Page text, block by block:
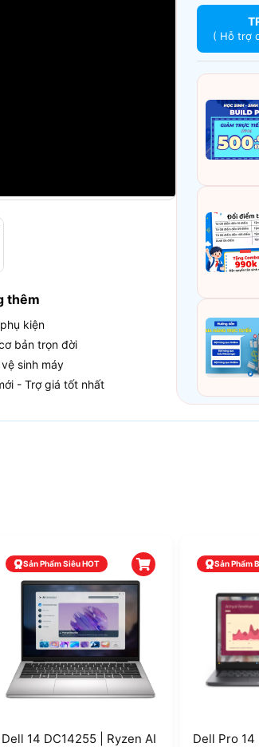
thêm
kiện
bản trọn đời
sinh máy
- Trợ giá tốt nhất
( Hỗ trợ
AI
Sản Phẩm BH 36 Tháng
Dell Pro 14 PC14250 | Core